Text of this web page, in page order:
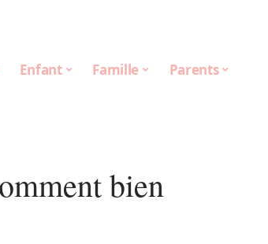
Enfant Famille Parents
bien